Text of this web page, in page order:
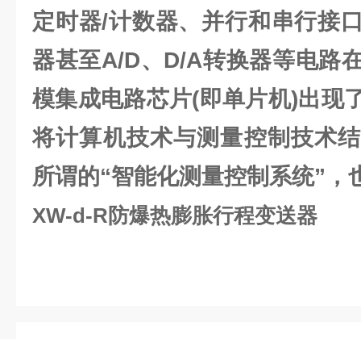
定时器/计数器、并行和串行接
器甚至A/D、D/A转换器等电路
模集成电路芯片(即单片机)出现
将计算机技术与测量控制技术
所谓的“智能化测量控制系统”，
XW-d-R防爆热膨胀行程变送器